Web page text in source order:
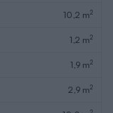
10,2 m2
1,2 m2
1,9 m2
2,9 m2